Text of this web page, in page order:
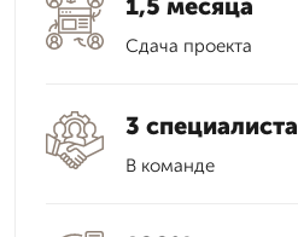
1,5 месяца
Сдача проекта
3 специалиста
В команде